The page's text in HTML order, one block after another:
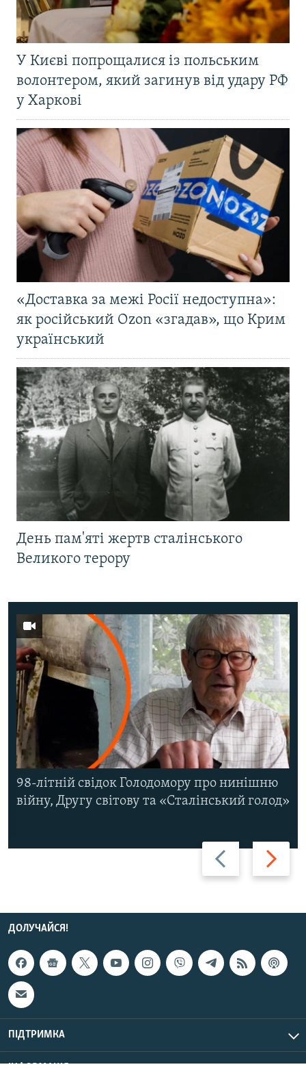
У Києві попрощалися із польським
волонтером, який загинув від удару РФ
у Харкові
«Доставка за межі Росії недоступна»:
як російський Ozon «згадав», що Крим
український
День пам'яті жертв сталінського
Великого терору
Назад Вперед
98-літній свідок Голодомору про нинішню
війну, Другу світову та «Сталінський голод»
ДОЛУЧАЙСЯ!
ПІДТРИМКА